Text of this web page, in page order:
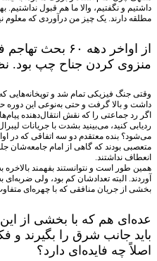
داشتیم و نگفتیم، والا ما هم قبول
مطلقه دارند. یک چیز من درآوردی که
از اواخر
منزوی کردن جناح چپ بود.
وقتی جنگ فیزیکی تمام شد و
داشت و بالا گرفت و حتی به‌نوعی این دوره
اگر رد جماعتی را که نقش انتقال‌دهنده
ردیابی کنید، می‌بینید بشدت با جریانات
متعصبی بودند که گاهی از امام جامعه‌شان
انعطاف نداشتند.
همین طور است و نتوانستند بفهمند
آوردند. البته تعدادشان کم بود، ولی
بخشی از جریان منافقی که با چهره‌ای
عده‌ای هم که با بخشی از
باید جانب شرق را بگیرند و
اصلاً چه فایده‌ای دارد؟